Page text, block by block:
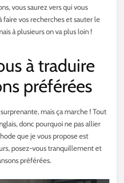
vous saurez vers qui vous
faire vos recherches et sauter le
à plusieurs on va plus loin !
à traduire
préférées
mais ça marche ! Tout
donc pourquoi ne pas allier
que je vous propose est
posez-vous tranquillement et
préférées.